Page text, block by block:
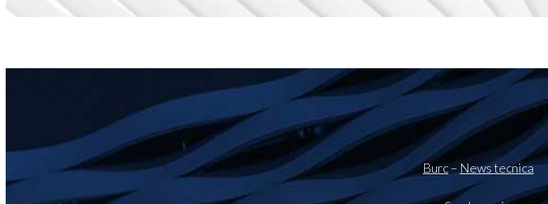
Burc–News tecnica